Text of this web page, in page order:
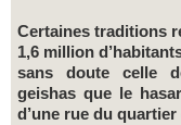
Certaines traditions restent bien vivantes dans cette ville de
1,6 million
sans doute celle
geishas que le
d’une rue du